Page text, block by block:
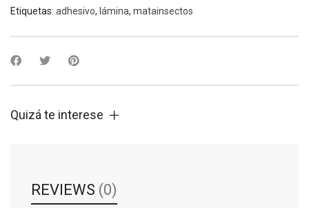
Etiquetas: adhesivo, lámina, matainsectos
Quizá te interese
REVIEWS (0)